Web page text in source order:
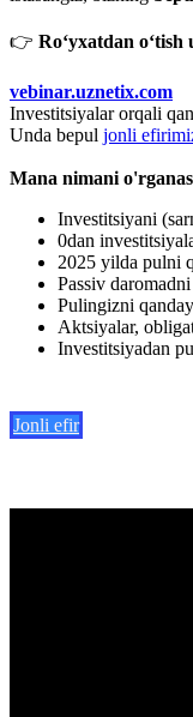
👉 Ro‘yxatdan o‘tish
vebinar.uznetix.com
Investitsiyalar orqali
Unda bepul jonli
Mana nimani
Investitsiyani
0dan
2025 yilda pulni
Passiv
Pulingizni
Aktsiyalar,
Investitsiyadan
Jonli efir